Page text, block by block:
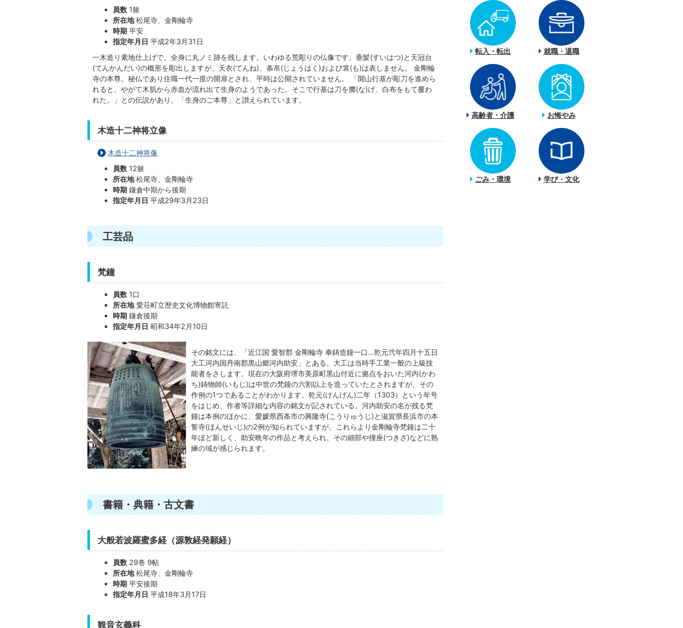
員数 1躯
所在地松尾寺、金剛輪寺
時期 平安
指定年月日 平成2年3月31日
一木造り素地仕上げで、全身に丸ノミ跡を残します。いわゆる荒彫りの仏像です。垂髪(すいはつ)と天冠台
(てんかんだい)の概形を彫出しますが、天衣(てんね)、条帛(じょうはく)および裳(も)は表しません。 金剛輪
寺の本尊。秘仏であり住職一代一度の開扉とされ、平時は公開されていません。 「開山行基が彫刀を進めら
れると、やがて木肌から赤血が流れ出て生身のようであった。そこで行基は刀を擲(な)げ、白布をもて覆わ
れた。」との伝説があり、「生身のご本尊」と讃えられています。
木造十二神将立像
木造十二神将像
員数 12躯
所在地松尾寺、金剛輪寺
時期 鎌倉中期から後期
指定年月日 平成29年3月23日
工芸品
梵鐘
員数 1口
所在地愛荘町立歴史文化博物館寄託
時期 鎌倉後期
指定年月日 昭和34年2月10日
その銘文には、「近江国 愛智郡 金剛輪寺 奉鋳造鐘一口…乾元弐年四月十五日
大工河内国丹南郡黒山郷河内助安」とある。大工は当時手工業一般の上級技
能者をさします。現在の大阪府堺市美原町黒山付近に拠点をおいた河内(かわ
ち)鋳物師(いもじ)は中世の梵鐘の六割以上を造っていたとされますが、その
作例の1つであることがわかります。乾元(けんげん)二年（1303）という年号
をはじめ、作者等詳細な内容の銘文が記されている。河内助安の名が残る梵
鐘は本例のほかに、愛媛県西条市の興隆寺(こうりゅうじ)と滋賀県長浜市の本
誓寺(ほんせいじ)の2例が知られていますが、これらより金剛輪寺梵鐘は二十
年ほど新しく、助安晩年の作品と考えられ、その細部や撞座(つきざ)などに熟
練の域が感じられます。
書籍・典籍・古文書
大般若波羅蜜多経（源敦経発願経）
員数 29巻 9帖
所在地松尾寺、金剛輪寺
時期 平安後期
指定年月日 平成18年3月17日
観音玄義科
転入・転出 就職・退職
高齢者・介護 お悔やみ
ごみ・環境 学び・文化